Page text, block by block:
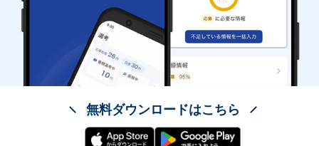
無料ダウンロードはこちら